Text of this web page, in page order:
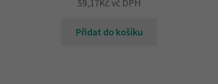
59,17Kč vč DPH
Přidat do košíku